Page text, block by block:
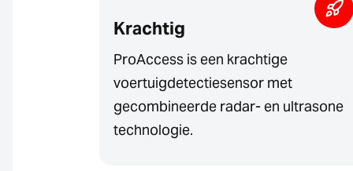
Krachtig
ProAccess is een krachtige
voertuigdetectiesensor met
gecombineerde radar- en ultrasone
technologie.